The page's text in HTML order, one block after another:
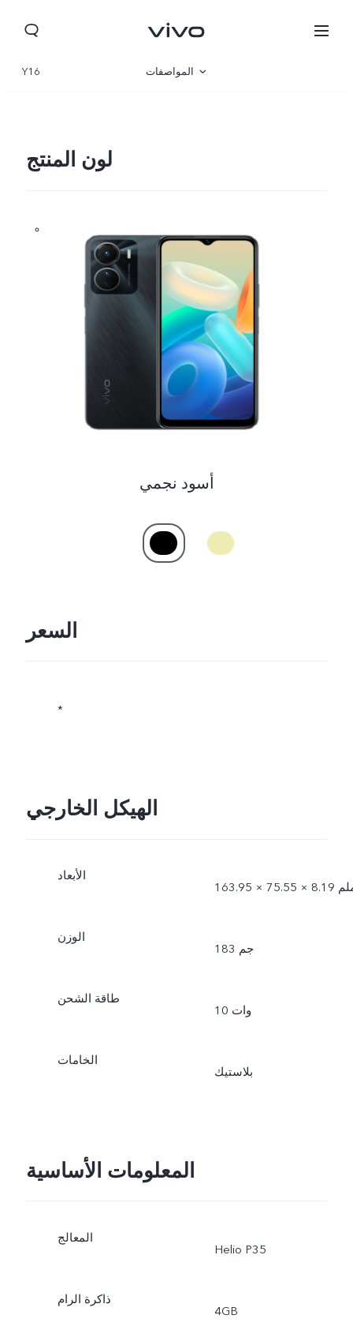
Y16 المواصفات
لون المنتج
أسود نجمي
السعر
*
الهيكل الخارجي
الأبعاد
75.55 × 8.19 ملم
الوزن
183 جم
طاقة الشحن
10 وات
الخامات
بلاستيك
المعلومات الأساسية
المعالج
Helio P35
ذاكرة الرام
4GB